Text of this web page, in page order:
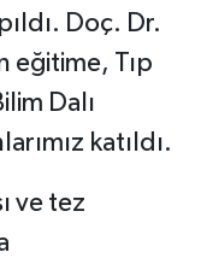
Doç. Dr.
eğitime, Tıp
Dalı
katıldı.
ve tez